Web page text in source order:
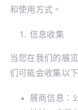
聯絡我們
和使用方式。
信息收集
当您在我们的展
们可能会收集以
展商信息：